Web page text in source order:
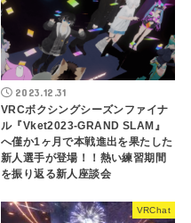
2023.12.31
VRCボクシングシーズンファイナ
ル『Vket2023-GRAND SLAM』
へ僅か1ヶ月で本戦進出を果たした
新人選手が登場！！熱い練習期間
を振り返る新人座談会
VRChat